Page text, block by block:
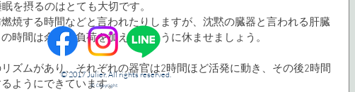
を摂るのはとても大切です。
焼する時間などと言われたりしますが、沈黙の臓器と言われる肝臓
時間は余計な負荷を加えないように休ませましょう。
ズムがあり、それぞれの器官は2時間ほど活発に動き、その後2時間
ようにできています。
© 2017 Julier. All rights reserved.
© Copyright